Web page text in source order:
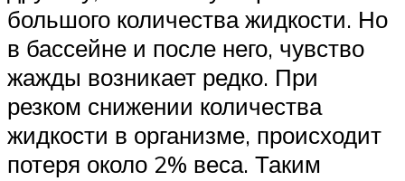
большого количества жидкости. Но
в бассейне и после него, чувство
жажды возникает редко. При
резком снижении количества
жидкости в организме, происходит
потеря около 2% веса. Таким